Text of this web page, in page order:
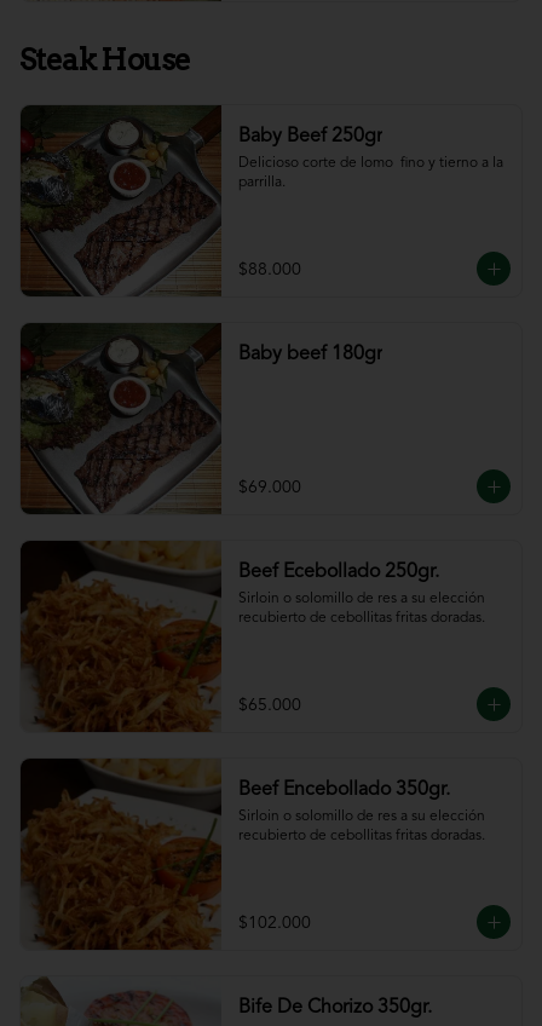
Steak House
Baby Beef 250gr
Delicioso corte de lomo  fino y tierno a la
parrilla.
$88.000
Baby beef 180gr
$69.000
Beef Ecebollado 250gr.
Sirloin o solomillo de res a su elección
recubierto de cebollitas fritas doradas.
$65.000
Beef Encebollado 350gr.
Sirloin o solomillo de res a su elección
recubierto de cebollitas fritas doradas.
$102.000
Bife De Chorizo 350gr.